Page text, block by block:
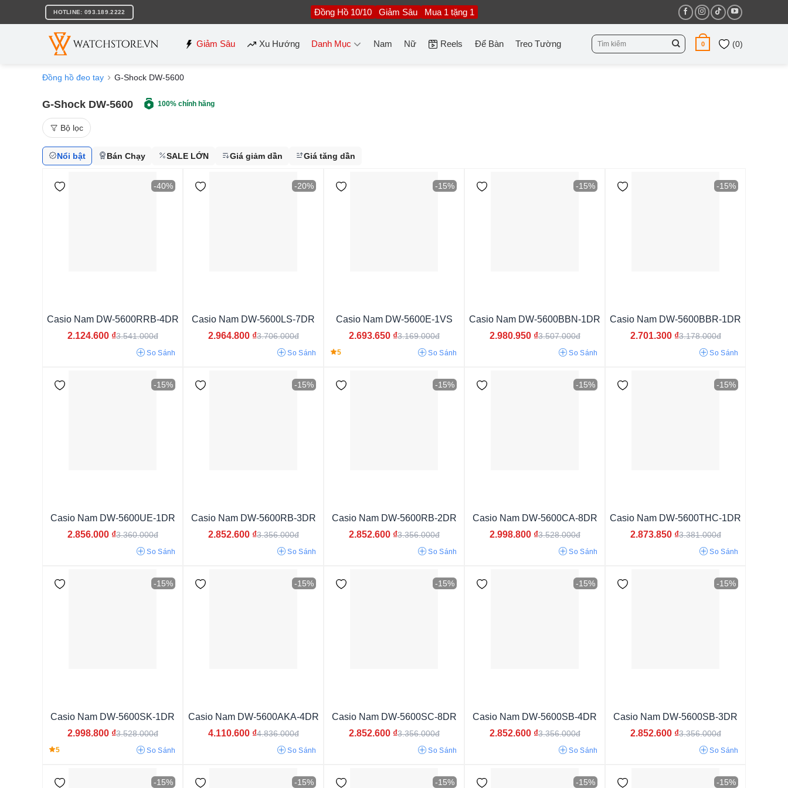
nội
HOTLINE: 093.189.2222 Đồng Hồ 10/10 Giảm Sâu Mua 1 tặng 1
Giảm Sâu Xu Hướng Danh Mục Nam Nữ Reels Để Bàn Treo Tường
Tìm
kiếm:
0 (0)
Đồng hồ đeo tay G-Shock DW-5600
G-Shock DW-5600 100% chính hãng
Bộ lọc
Phiên bản giới hạn 20atm
Nổi bật Bán Chạy SALE LỚN Giá giảm dần Giá tăng dần
-40%
Casio Nam DW-5600RRB-4DR
2.124.600 ₫3.541.000đ
So Sánh
-20%
Casio Nam DW-5600LS-7DR
2.964.800 ₫3.706.000đ
So Sánh
-15%
Casio Nam DW-5600E-1VS
2.693.650 ₫3.169.000đ
5 So Sánh
-15%
Casio Nam DW-5600BBN-1DR
2.980.950 ₫3.507.000đ
So Sánh
-15%
Casio Nam DW-5600BBR-1DR
2.701.300 ₫3.178.000đ
So Sánh
-15%
Casio Nam DW-5600UE-1DR
2.856.000 ₫3.360.000đ
So Sánh
-15%
Casio Nam DW-5600RB-3DR
2.852.600 ₫3.356.000đ
So Sánh
-15%
Casio Nam DW-5600RB-2DR
2.852.600 ₫3.356.000đ
So Sánh
-15%
Casio Nam DW-5600CA-8DR
2.998.800 ₫3.528.000đ
So Sánh
-15%
Casio Nam DW-5600THC-1DR
2.873.850 ₫3.381.000đ
So Sánh
-15%
Casio Nam DW-5600SK-1DR
2.998.800 ₫3.528.000đ
5 So Sánh
-15%
Casio Nam DW-5600AKA-4DR
4.110.600 ₫4.836.000đ
So Sánh
-15%
Casio Nam DW-5600SC-8DR
2.852.600 ₫3.356.000đ
So Sánh
-15%
Casio Nam DW-5600SB-4DR
2.852.600 ₫3.356.000đ
So Sánh
-15%
Casio Nam DW-5600SB-3DR
2.852.600 ₫3.356.000đ
So Sánh
-15% -15% -15% -15% -15%